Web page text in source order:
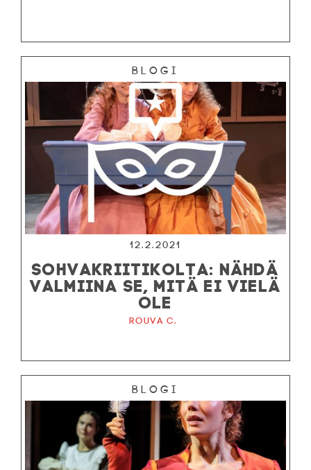
Blogi
12.2.2021
SOHVAKRIITIKOLTA: NÄHDÄ
VALMIINA SE, MITÄ EI VIELÄ
OLE
Rouva C.
Blogi